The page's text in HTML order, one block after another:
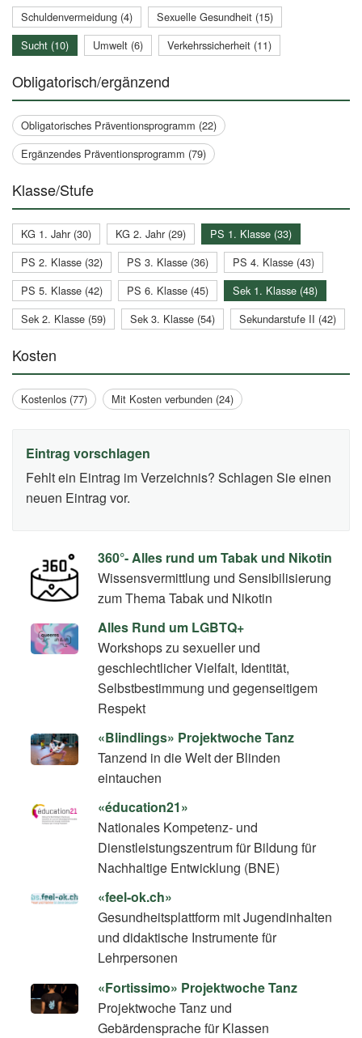
360°- Alles rund um Tabak und Nikotin
Wissensvermittlung und Sensibilisierung
zum Thema Tabak und Nikotin
Alles Rund um LGBTQ+
Workshops zu sexueller und
geschlechtlicher Vielfalt, Identität,
Selbstbestimmung und gegenseitigem
Respekt
«Blindlings» Projektwoche Tanz
Tanzend in die Welt der Blinden
eintauchen
«éducation21»
Nationales Kompetenz- und
Dienstleistungszentrum für Bildung für
Nachhaltige Entwicklung (BNE)
«feel-ok.ch»
Gesundheitsplattform mit Jugendinhalten
und didaktische Instrumente für
Lehrpersonen
«Fortissimo» Projektwoche Tanz
Projektwoche Tanz und
Gebärdensprache für Klassen
Schuldenvermeidung (4)
Sexuelle Gesundheit (15)
Sucht (10)
Umwelt (6) Verkehrssicherheit (11)
Obligatorisch/ergänzend
Obligatorisches Präventionsprogramm (22)
Ergänzendes Präventionsprogramm (79)
Klasse/Stufe
KG 1. Jahr (30) KG 2. Jahr (29)
PS 1. Klasse (33)
PS 2. Klasse (32)
PS 3. Klasse (36)
PS 4. Klasse (43)
PS 5. Klasse (42)
PS 6. Klasse (45)
Sek 1. Klasse (48)
Sek 2. Klasse (59)
Sek 3. Klasse (54) Sekundarstufe II (42)
Kosten
Kostenlos (77) Mit Kosten verbunden (24)
Eintrag vorschlagen
Fehlt ein Eintrag im Verzeichnis? Schlagen Sie einen
neuen Eintrag vor.